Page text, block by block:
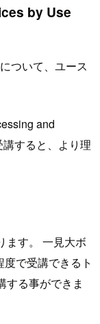
by Use
ついて、ユース
and
すると、より理
ます。 一見大ボ
で受講できるト
する事ができま